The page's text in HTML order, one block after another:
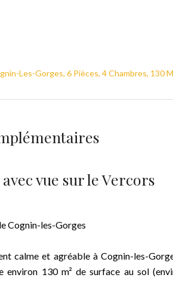
Les-Gorges, 6 Pièces, 4 Chambres, 130
vue sur le Vercors
Cognin-les-Gorges
calme et agréable à Cognin-les-
environ 130 m² de surface au sol